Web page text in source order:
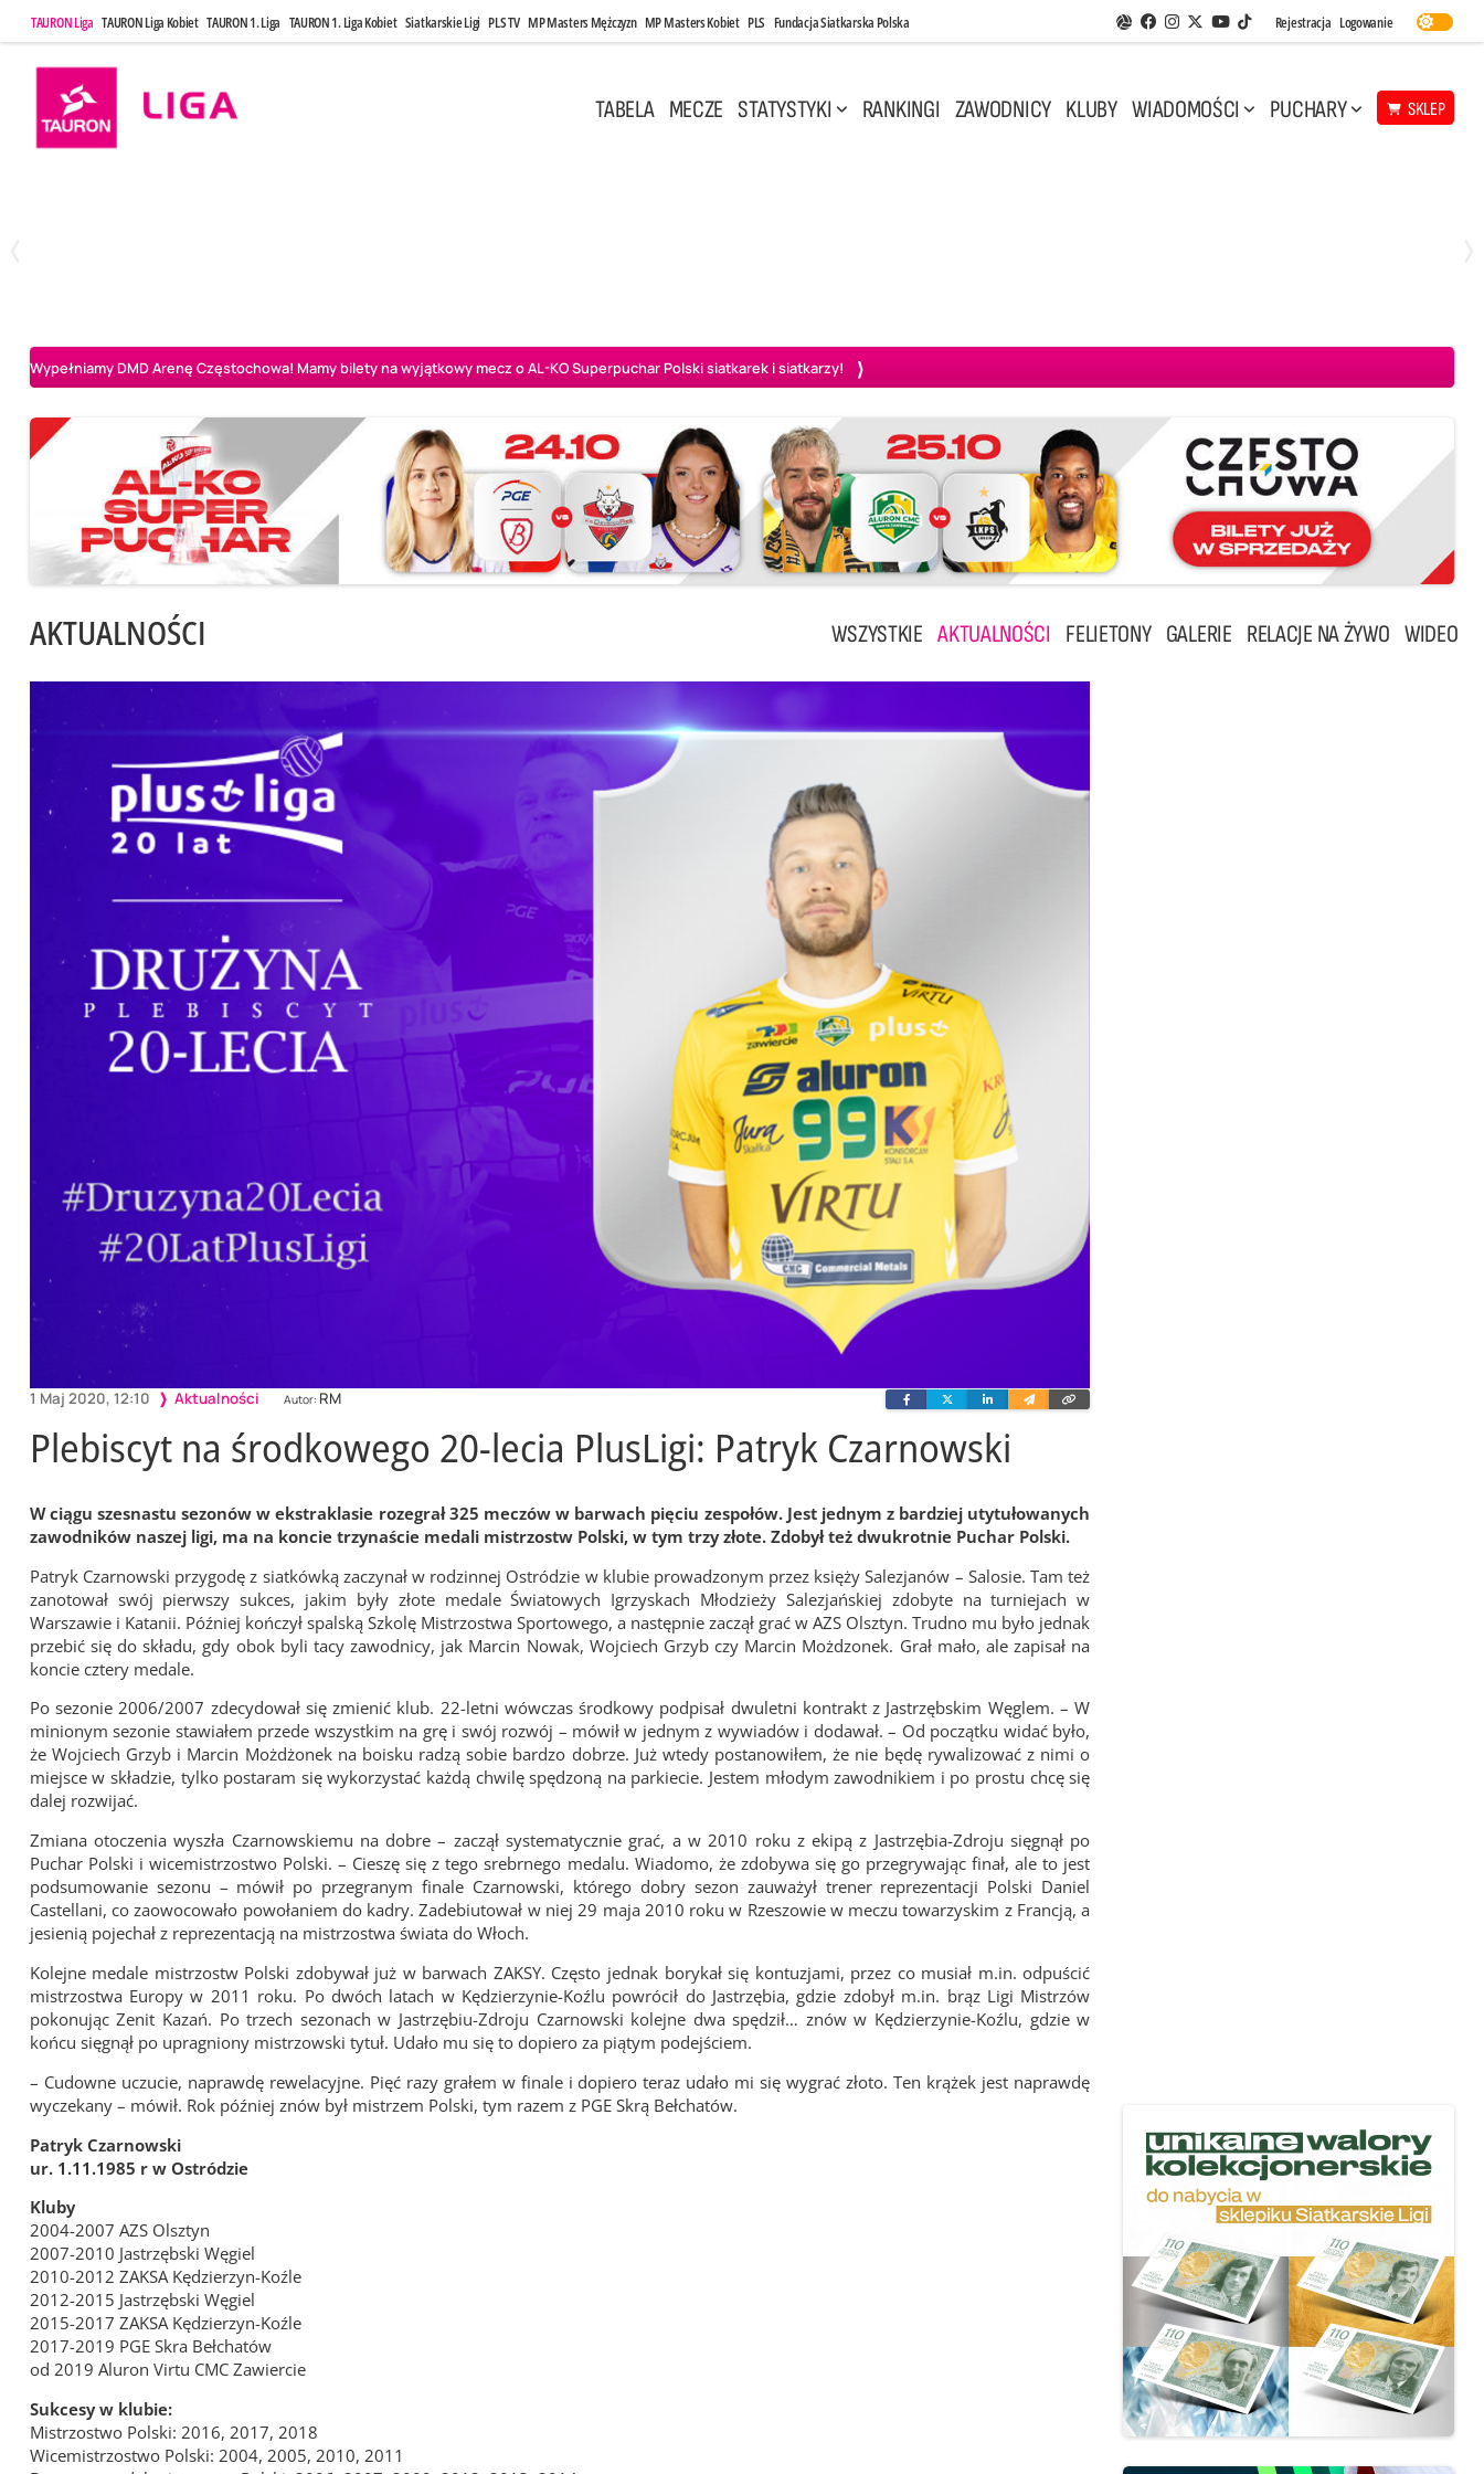
TAURON Liga TAURON Liga Kobiet TAURON 1. Liga TAURON 1. Liga Kobiet Siatkarskie Ligi PLS TV MP Masters Mężczyzn MP Masters Kobiet PLS Fundacja Siatkarska Polska Aplikacja Siatkarskie Ligi
Facebook
Instagram
Twitter
Youtube
TikTok
Rejestracja Logowanie
TABELA MECZE STATYSTYKI RANKINGI ZAWODNICY KLUBY WIADOMOŚCI PUCHARY SKLEP
Wypełniamy DMD Arenę Częstochowa! Mamy bilety na wyjątkowy mecz o AL-KO Superpuchar Polski siatkarek i siatkarzy!
AKTUALNOŚCI WSZYSTKIE AKTUALNOŚCI FELIETONY GALERIE RELACJE NA ŻYWO WIDEO
1 Maj 2020, 12:10 Aktualności Autor: RM FacebookTwitterLinkedinWyślij
e-
link
Plebiscyt na środkowego 20-lecia PlusLigi: Patryk Czarnowski
W ciągu szesnastu sezonów w ekstraklasie rozegrał 325 meczów w barwach pięciu zespołów. Jest jednym z bardziej utytułowanych
zawodników naszej ligi, ma na koncie trzynaście medali mistrzostw Polski, w tym trzy złote. Zdobył też dwukrotnie Puchar Polski.
Patryk Czarnowski przygodę z siatkówką zaczynał w rodzinnej Ostródzie w klubie prowadzonym przez księży Salezjanów – Salosie. Tam też
zanotował swój pierwszy sukces, jakim były złote medale Światowych Igrzyskach Młodzieży Salezjańskiej zdobyte na turniejach w
Warszawie i Katanii. Później kończył spalską Szkolę Mistrzostwa Sportowego, a następnie zaczął grać w AZS Olsztyn. Trudno mu było jednak
przebić się do składu, gdy obok byli tacy zawodnicy, jak Marcin Nowak, Wojciech Grzyb czy Marcin Możdzonek. Grał mało, ale zapisał na
koncie cztery medale.
Po sezonie 2006/2007 zdecydował się zmienić klub. 22-letni wówczas środkowy podpisał dwuletni kontrakt z Jastrzębskim Węglem. – W
minionym sezonie stawiałem przede wszystkim na grę i swój rozwój – mówił w jednym z wywiadów i dodawał. – Od początku widać było,
że Wojciech Grzyb i Marcin Możdżonek na boisku radzą sobie bardzo dobrze. Już wtedy postanowiłem, że nie będę rywalizować z nimi o
miejsce w składzie, tylko postaram się wykorzystać każdą chwilę spędzoną na parkiecie. Jestem młodym zawodnikiem i po prostu chcę się
dalej rozwijać.
Zmiana otoczenia wyszła Czarnowskiemu na dobre – zaczął systematycznie grać, a w 2010 roku z ekipą z Jastrzębia-Zdroju sięgnął po
Puchar Polski i wicemistrzostwo Polski. – Cieszę się z tego srebrnego medalu. Wiadomo, że zdobywa się go przegrywając finał, ale to jest
podsumowanie sezonu – mówił po przegranym finale Czarnowski, którego dobry sezon zauważył trener reprezentacji Polski Daniel
Castellani, co zaowocowało powołaniem do kadry. Zadebiutował w niej 29 maja 2010 roku w Rzeszowie w meczu towarzyskim z Francją, a
jesienią pojechał z reprezentacją na mistrzostwa świata do Włoch.
Kolejne medale mistrzostw Polski zdobywał już w barwach ZAKSY. Często jednak borykał się kontuzjami, przez co musiał m.in. odpuścić
mistrzostwa Europy w 2011 roku. Po dwóch latach w Kędzierzynie-Koźlu powrócił do Jastrzębia, gdzie zdobył m.in. brąz Ligi Mistrzów
pokonując Zenit Kazań. Po trzech sezonach w Jastrzębiu-Zdroju Czarnowski kolejne dwa spędził… znów w Kędzierzynie-Koźlu, gdzie w
końcu sięgnął po upragniony mistrzowski tytuł. Udało mu się to dopiero za piątym podejściem.
– Cudowne uczucie, naprawdę rewelacyjne. Pięć razy grałem w finale i dopiero teraz udało mi się wygrać złoto. Ten krążek jest naprawdę
wyczekany – mówił. Rok później znów był mistrzem Polski, tym razem z PGE Skrą Bełchatów.
Patryk Czarnowski
ur. 1.11.1985 r w Ostródzie
Kluby
2004-2007 AZS Olsztyn
2007-2010 Jastrzębski Węgiel
2010-2012 ZAKSA Kędzierzyn-Koźle
2012-2015 Jastrzębski Węgiel
2015-2017 ZAKSA Kędzierzyn-Koźle
2017-2019 PGE Skra Bełchatów
od 2019 Aluron Virtu CMC Zawiercie
Sukcesy w klubie:
Mistrzostwo Polski: 2016, 2017, 2018
Wicemistrzostwo Polski: 2004, 2005, 2010, 2011